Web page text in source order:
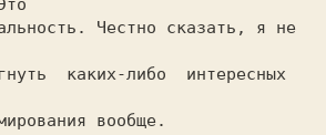
Честно сказать, я не
каких-либо  интересных
вообще.